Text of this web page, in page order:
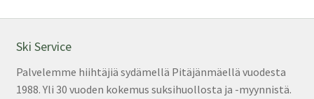
Ski Service
Palvelemme hiihtäjiä sydämellä Pitäjänmäellä vuodesta
1988. Yli 30 vuoden kokemus suksihuollosta ja -myynnistä.